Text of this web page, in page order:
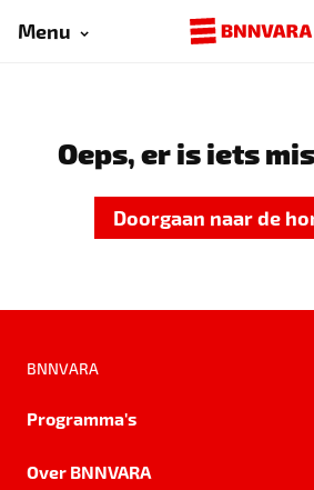
Menu
Oeps, er is iets
Doorgaan naar de
BNNVARA
Programma's
Over BNNVARA